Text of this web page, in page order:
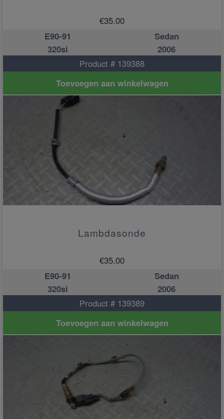
€35.00
E90-91
Sedan
320si
2006
Product # 139388
Toevoegen aan winkelwagen
Lambdasonde
€35.00
E90-91
Sedan
320si
2006
Product # 139389
Toevoegen aan winkelwagen